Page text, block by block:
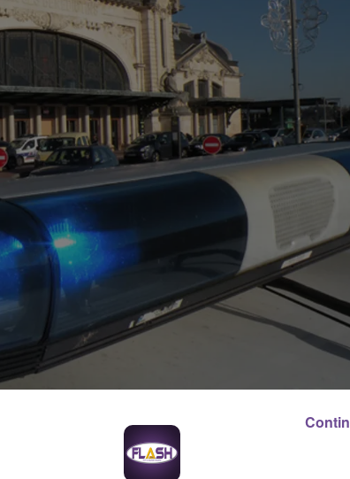
une arme plusieurs voyageurs. Les faits se sont
refouler d’un train qui allait en direction de Paris est
mis à viser avec une arme factice plusieurs